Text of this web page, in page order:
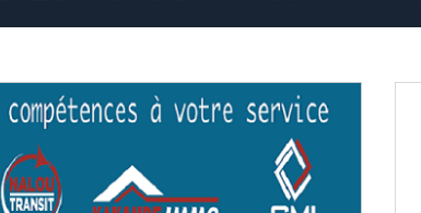
de procuration
et à une
CACV (centralisation